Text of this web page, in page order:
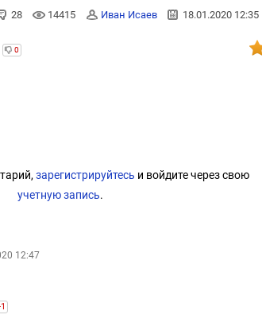
28 14415 Иван Исаев 18.01.2020 12:35
0
зарегистрируйтесь и войдите через свою
учетную запись.
12:47